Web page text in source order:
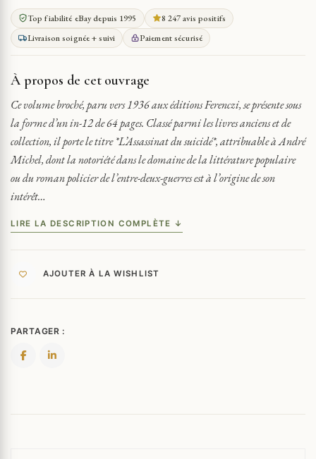
ANDRÉ
MICHEL
L'ASSASSINAT
DU
Top fiabilité eBay depuis 1995
8 247 avis positifs
Livraison soignée + suivi
Paiement sécurisé
À propos de cet ouvrage
Ce volume broché, paru vers 1936 aux éditions Ferenczi, se présente sous
la forme d’un in-12 de 64 pages. Classé parmi les livres anciens et de
collection, il porte le titre *L’Assassinat du suicidé*, attribuable à André
Michel, dont la notoriété dans le domaine de la littérature populaire
ou du roman policier de l’entre-deux-guerres est à l’origine de son
intérêt…
LIRE LA DESCRIPTION COMPLÈTE ↓
AJOUTER À LA WISHLIST
PARTAGER :